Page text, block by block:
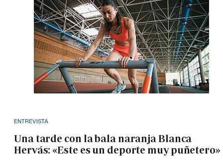
ENTREVISTA
Una tarde con la bala naranja Blanca
Hervás: «Este es un deporte muy puñetero»